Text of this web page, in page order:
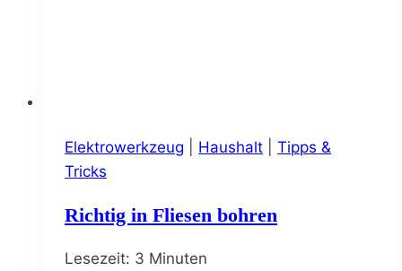
Elektrowerkzeug Haushalt
Tipps &
Tricks
Richtig in Fliesen bohren
Lesezeit: 3 Minuten